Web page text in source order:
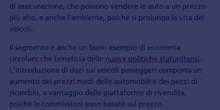
di assicurazione, che possono vendere le auto a un prezzo
più alto, e anche l'ambiente, poiché si prolunga la vita dei
veicoli.
Il segmento è anche un buon esempio di economia
circolare che beneficia delle nuove politiche statunitensi.
L'introduzione di dazi sui veicoli passeggeri comporta un
aumento dei prezzi medi delle automobili e dei pezzi di
ricambio, a vantaggio delle piattaforme di rivendita,
poiché le commissioni sono basate sul prezzo.